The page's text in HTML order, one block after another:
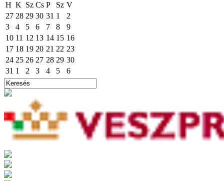
H K Sz Cs P Sz V
27 28 29 30 31 1
2
3
4 5 6 7 8
9
10 11 12 13 14 15 16
17 18 19 20 21 22 23
24 25 26 27 28 29 30
31 1 2 3 4 5 6